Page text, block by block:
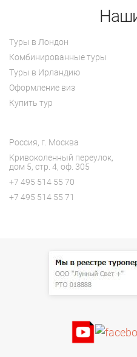
Туры в Лондон
Комбинированные туры
Туры в Ирландию
Оформление виз
Купить тур
Россия, г. Москва
Кривоколенный переулок,
дом 5, стр. 4, оф. 305
+7 495 514 55 70
+7 495 514 55 71